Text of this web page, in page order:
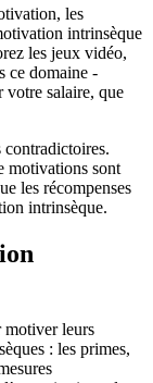
les
intrinsèque
les jeux vidéo,
ce domaine -
votre salaire, que
contradictoires.
motivations sont
les récompenses
intrinsèque.
motiver leurs
: les primes,